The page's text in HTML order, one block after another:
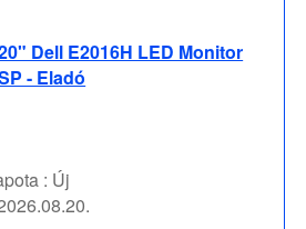
Dell E2016H LED Monitor
- Eladó
: Új